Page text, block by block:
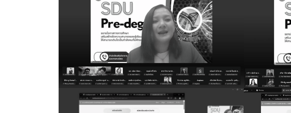
สาระน่ารู้สำหรับบุคลากรทั้งหมด
หมวดรายวิชาศึกษาทั่วไป
เกี่ยวกับงานประกันคุณภาพ
เบอร์โทรศัพท์หน่วยงาน
เอกสารประกอบการสอน